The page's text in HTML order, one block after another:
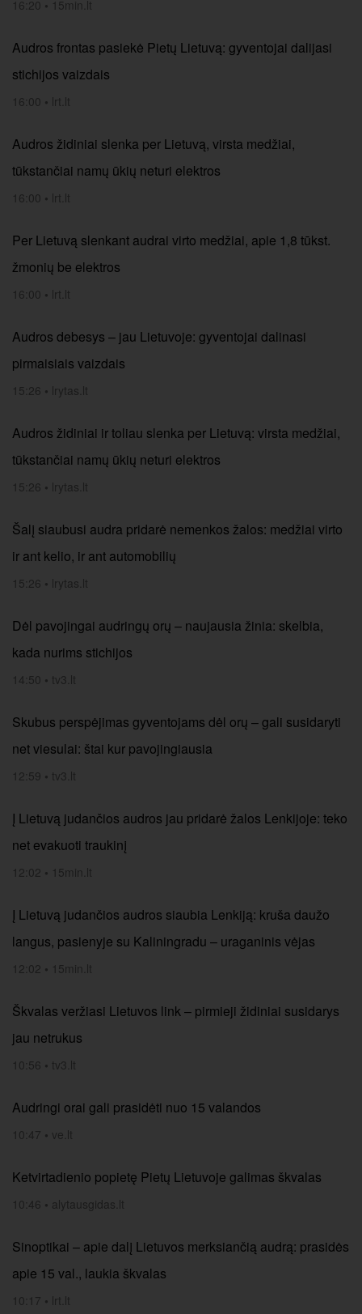
16:20 • 15min.lt
Audros frontas pasiekė Pietų Lietuvą: gyventojai dalijasi
stichijos vaizdais
16:00 • lrt.lt
Audros židiniai slenka per Lietuvą, virsta medžiai,
tūkstančiai namų ūkių neturi elektros
16:00 • lrt.lt
Per Lietuvą slenkant audrai virto medžiai, apie 1,8 tūkst.
žmonių be elektros
16:00 • lrt.lt
Audros debesys – jau Lietuvoje: gyventojai dalinasi
pirmaisiais vaizdais
15:26 • lrytas.lt
Audros židiniai ir toliau slenka per Lietuvą: virsta medžiai,
tūkstančiai namų ūkių neturi elektros
15:26 • lrytas.lt
Šalį siaubusi audra pridarė nemenkos žalos: medžiai virto
ir ant kelio, ir ant automobilių
15:26 • lrytas.lt
Dėl pavojingai audringų orų – naujausia žinia: skelbia,
kada nurims stichijos
14:50 • tv3.lt
Skubus perspėjimas gyventojams dėl orų – gali susidaryti
net viesulai: štai kur pavojingiausia
12:59 • tv3.lt
Į Lietuvą judančios audros jau pridarė žalos Lenkijoje: teko
net evakuoti traukinį
12:02 • 15min.lt
Į Lietuvą judančios audros siaubia Lenkiją: kruša daužo
langus, pasienyje su Kaliningradu – uraganinis vėjas
12:02 • 15min.lt
Škvalas veržiasi Lietuvos link – pirmieji židiniai susidarys
jau netrukus
10:56 • tv3.lt
Audringi orai gali prasidėti nuo 15 valandos
10:47 • ve.lt
Ketvirtadienio popietę Pietų Lietuvoje galimas škvalas
10:46 • alytausgidas.lt
Sinoptikai – apie dalį Lietuvos merksiančią audrą: prasidės
apie 15 val., laukia škvalas
10:17 • lrt.lt